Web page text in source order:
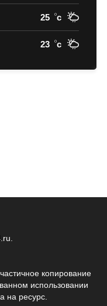
25 c
23 c
копирование
использовании
на ресурс.